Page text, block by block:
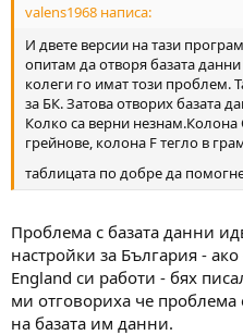
valens1968 написа:
И двете версии на тази
опитам да отворя базата
колеги го имат този проблем.
за БК. Затова отворих базата
Колко са верни незнам.Колона
грейнове, колона F тегло в
таблицата по добре да
Проблема с базата данни
настройки за България -
England си работи - бях
ми отговориха че проблема
на базата им данни.